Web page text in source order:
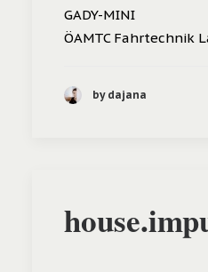
GADY-MINI
ÖAMTC Fahrtechnik
by dajana